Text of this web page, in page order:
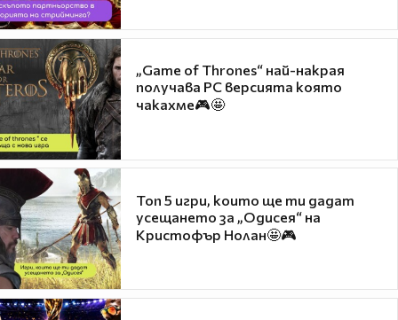
„Game of Thrones“ най-накрая
получава PC версията която
чакахме🎮🤩
Топ 5 игри, които ще ти дадат
усещането за „Одисея“ на
Кристофър Нолан🤩🎮